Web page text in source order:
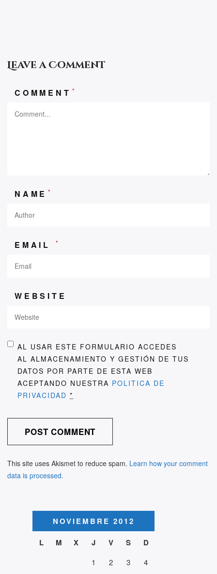
Leave a Comment
COMMENT *
NAME *
EMAIL *
WEBSITE
AL USAR ESTE FORMULARIO ACCEDES
AL ALMACENAMIENTO Y GESTIÓN DE TUS
DATOS POR PARTE DE ESTA WEB
ACEPTANDO NUESTRA POLITICA DE
PRIVACIDAD *
This site uses Akismet to reduce spam. Learn how your comment
data is processed.
NOVIEMBRE 2012
L
M X J V S D
1 2 3
4